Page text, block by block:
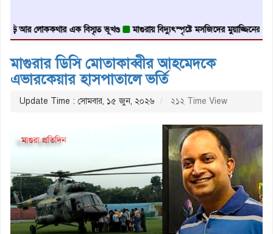
লোককথার এক বিস্মৃত ভূখণ্ড মাগুরায় বিদ্যুৎস্পৃষ্টে মসজিদের মুয়াজ্জিনের মৃত্যু
মাগুরার ডিসি মোতাকাব্বীর আহমেদকে
এভারকেয়ার হাসপাতালে ভর্তি
Update Time : সোমবার, ১৫ জুন, ২০২৬ ২১২ Time View